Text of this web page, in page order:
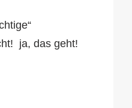
ja, das geht!